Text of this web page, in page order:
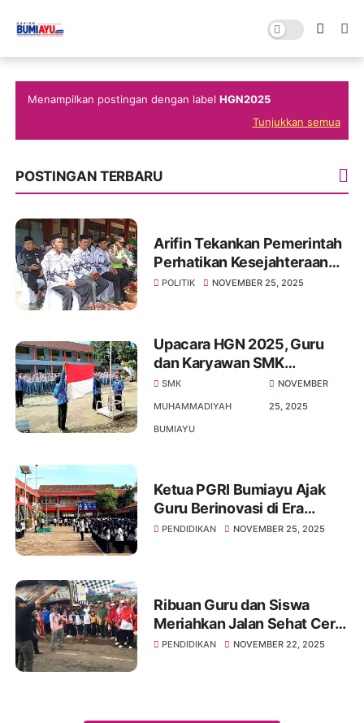
Menampilkan postingan dengan labelHGN2025
Tunjukkan semua
POSTINGAN TERBARU
Arifin Tekankan Pemerintah
Perhatikan Kesejahteraan
Guru Saat Serahkan Hadiah
POLITIK NOVEMBER 25, 2025
Upacara HGN 2025, Guru
dan Karyawan SMK
Muhammadiyah Bumiayu
Didorong Jadi Teladan “Guru
SMK
MUHAMMADIYAH
BUMIAYU
NOVEMBER
25, 2025
Ketua PGRI Bumiayu Ajak
Guru Berinovasi di Era
Digital pada Upacara HUT
PENDIDIKAN NOVEMBER 25, 2025
Ribuan Guru dan Siswa
Meriahkan Jalan Sehat Ceria
PGRI Paguyangan dalam
PENDIDIKAN NOVEMBER 22, 2025